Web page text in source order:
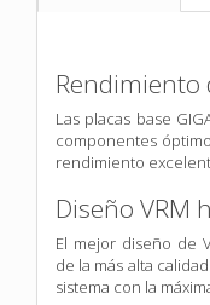
Rendimiento
Las placas base
componentes
rendimiento
Diseño VRM
El mejor diseño de
de la más alta
sistema con la